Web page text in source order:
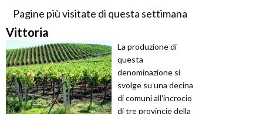
Pagine più visitate di questa settimana
Vittoria
La produzione di
questa
denominazione si
svolge su una decina
di comuni all'incrocio
di tre provincie della